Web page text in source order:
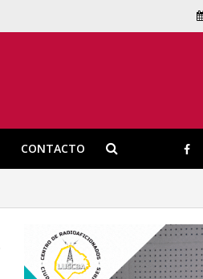
CONTACTO